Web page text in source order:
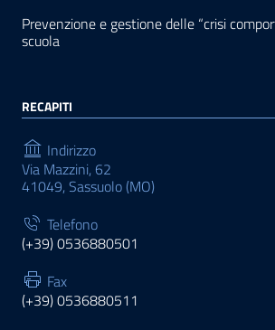
Prevenzione e gestione delle “crisi
scuola
RECAPITI
Indirizzo
Via Mazzini, 62
41049, Sassuolo (MO)
Telefono
(+39) 0536880501
Fax
(+39) 0536880511